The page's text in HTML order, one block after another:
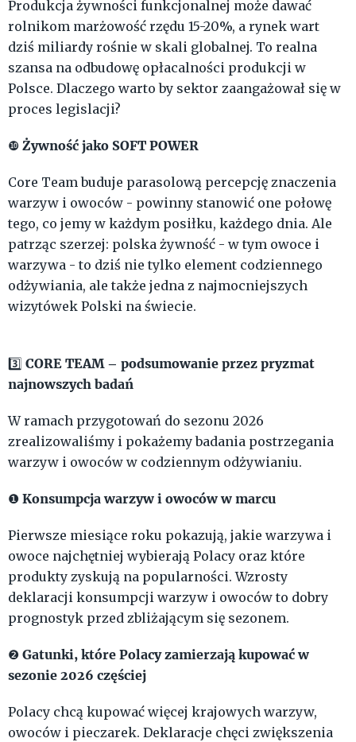
Produkcja żywności funkcjonalnej może dawać
rolnikom marżowość rzędu 15-20%, a rynek wart
dziś miliardy rośnie w skali globalnej. To realna
szansa na odbudowę opłacalności produkcji w
Polsce. Dlaczego warto by sektor zaangażował się w
proces legislacji?
❿ Żywność jako SOFT POWER
Core Team buduje parasolową percepcję znaczenia
warzyw i owoców - powinny stanowić one połowę
tego, co jemy w każdym posiłku, każdego dnia. Ale
patrząc szerzej: polska żywność - w tym owoce i
warzywa - to dziś nie tylko element codziennego
odżywiania, ale także jedna z najmocniejszych
wizytówek Polski na świecie.
3️⃣ CORE TEAM – podsumowanie przez pryzmat
najnowszych badań
W ramach przygotowań do sezonu 2026
zrealizowaliśmy i pokażemy badania postrzegania
warzyw i owoców w codziennym odżywianiu.
❶ Konsumpcja warzyw i owoców w marcu
Pierwsze miesiące roku pokazują, jakie warzywa i
owoce najchętniej wybierają Polacy oraz które
produkty zyskują na popularności. Wzrosty
deklaracji konsumpcji warzyw i owoców to dobry
prognostyk przed zbliżającym się sezonem.
❷ Gatunki, które Polacy zamierzają kupować w
sezonie 2026 częściej
Polacy chcą kupować więcej krajowych warzyw,
owoców i pieczarek. Deklaracje chęci zwiększenia